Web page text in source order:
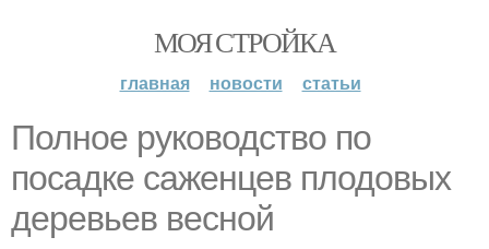
МОЯ СТРОЙКА
главная новости статьи
Полное руководство по
посадке саженцев плодовых
деревьев весной